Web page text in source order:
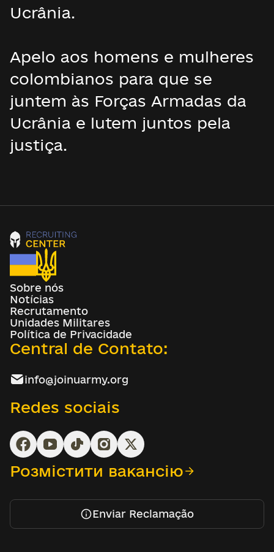
Ucrânia.
Apelo aos homens e mulheres
colombianos para que se
juntem às Forças Armadas da
Ucrânia e lutem juntos pela
justiça.
Sobre nós
Notícias
Recrutamento
Unidades Militares
Política de Privacidade
Central de Contato:
info@joinuarmy.org
Redes sociais
Розмістити вакансію
Enviar Reclamação